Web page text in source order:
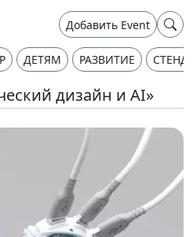
Добавить Event
ДЕТЯМ РАЗВИТИЕ
дизайн и AI»